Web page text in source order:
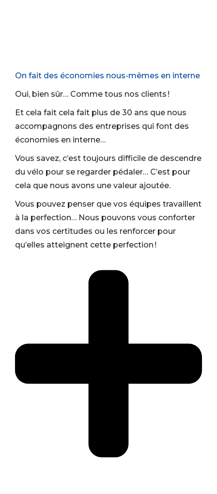
On fait des économies nous-mêmes en interne
Oui, bien sûr… Comme tous nos clients !
Et cela fait cela fait plus de 30 ans que nous
accompagnons des entreprises qui font des
économies en interne…
Vous savez, c’est toujours difficile de descendre
du vélo pour se regarder pédaler… C’est pour
cela que nous avons une valeur ajoutée.
Vous pouvez penser que vos équipes travaillent
à la perfection… Nous pouvons vous conforter
dans vos certitudes ou les renforcer pour
qu’elles atteignent cette perfection !